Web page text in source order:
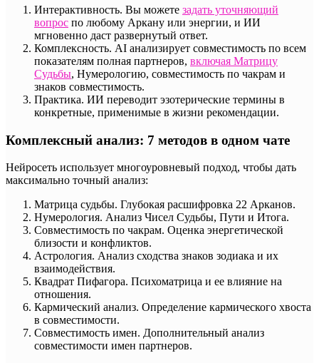
Интерактивность. Вы можете задать уточняющий
вопрос по любому Аркану или энергии, и ИИ
мгновенно даст развернутый ответ.
Комплексность. AI анализирует совместимость по всем
показателям полная партнеров, включая Матрицу
Судьбы, Нумерологию, совместимость по чакрам и
знаков совместимость.
Практика. ИИ переводит эзотерические термины в
конкретные, применимые в жизни рекомендации.
Комплексный анализ: 7 методов в одном чате
Нейросеть использует многоуровневый подход, чтобы дать
максимально точный анализ:
Матрица судьбы. Глубокая расшифровка 22 Арканов.
Нумерология. Анализ Чисел Судьбы, Пути и Итога.
Совместимость по чакрам. Оценка энергетической
близости и конфликтов.
Астрология. Анализ сходства знаков зодиака и их
взаимодействия.
Квадрат Пифагора. Психоматрица и ее влияние на
отношения.
Кармический анализ. Определение кармического хвоста
в совместимости.
Совместимость имен. Дополнительный анализ
совместимости имен партнеров.